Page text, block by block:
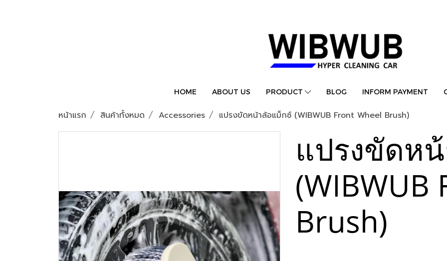
HOME ABOUT US PRODUCT BLOG INFORM PAYMENT
หน้าแรก สินค้าทั้งหมด Accessories แปรงขัดหน้าล้อแม็กซ์ (WIBWUB Front Wheel Brush)
แปรงขัดห
(WIBWUB
Brush)